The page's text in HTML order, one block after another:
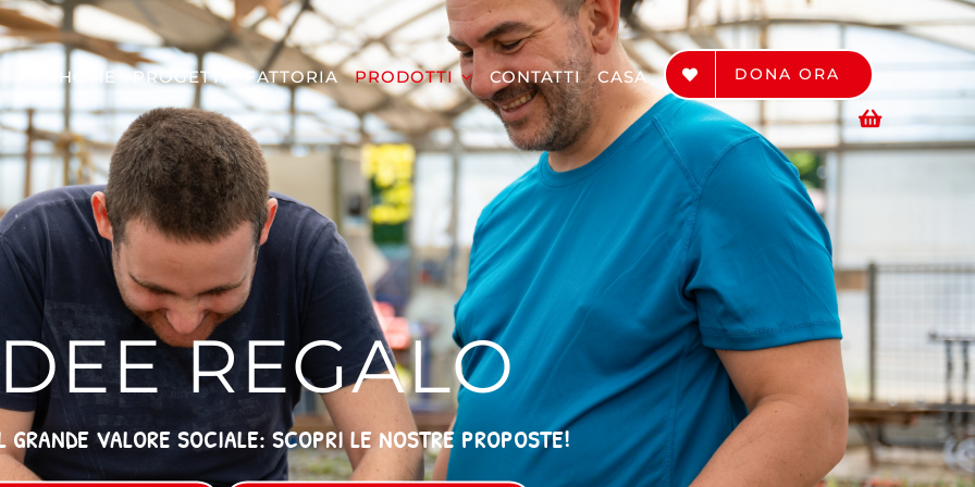
HOME PROGETTI FATTORIA PRODOTTI CONTATTI CASA DONA ORA
REGALO
GRANDE VALORE SOCIALE: SCOPRI LE NOSTRE PROPOSTE!